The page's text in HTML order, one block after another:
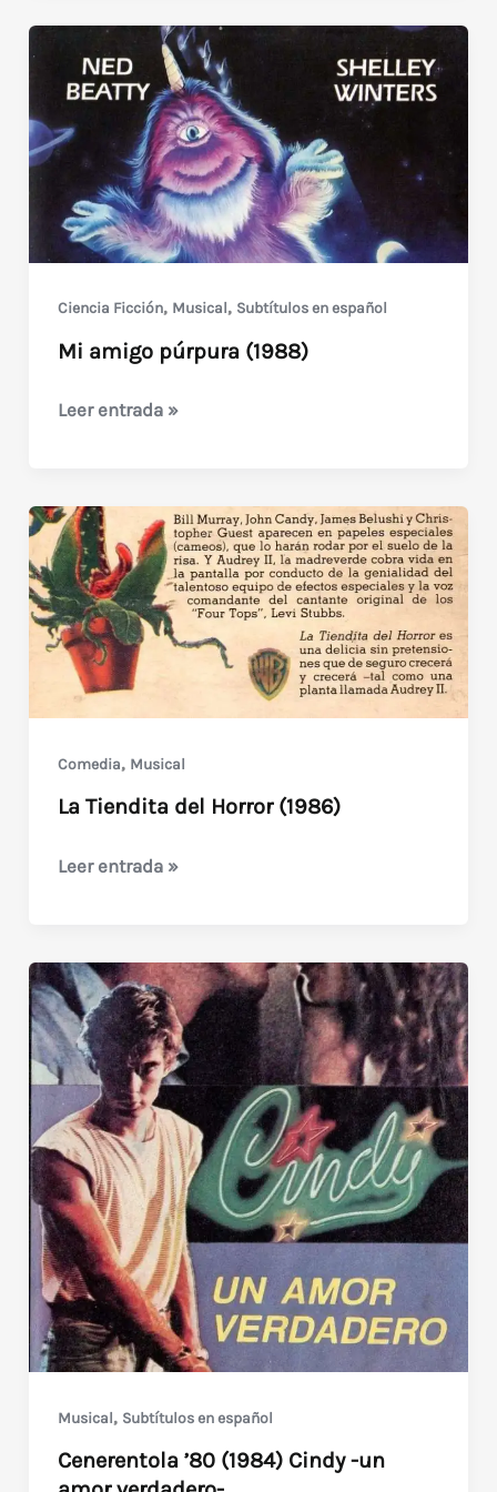
Ciencia Ficción, Musical, Subtítulos en español
Mi amigo púrpura (1988)
Mi
(1988)
Leer entrada »
Comedia, Musical
La Tiendita del Horror (1986)
La
Horror
(1986)
Leer entrada »
Musical, Subtítulos en español
Cenerentola ’80 (1984) Cindy -un